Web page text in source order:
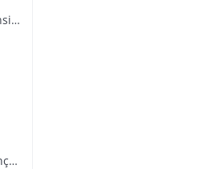
Plan d'ensemble des cours de la Lauch et de la Thur ainsi que leurs dérivations
Das deutsche Elsass-Lothringen (aire des 2 langues française et allemande et aire des noms de famille à consonnance allemande et française)